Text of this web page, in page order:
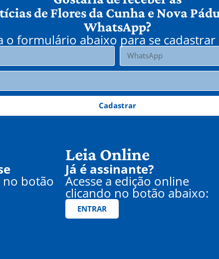
de Flores da Cunha e Nova
WhatsApp?
o formulário abaixo para se cadastrar
Cadastrar
no botão
Leia Online
Já é assinante?
Acesse a edição online
clicando no botão abaixo:
ENTRAR